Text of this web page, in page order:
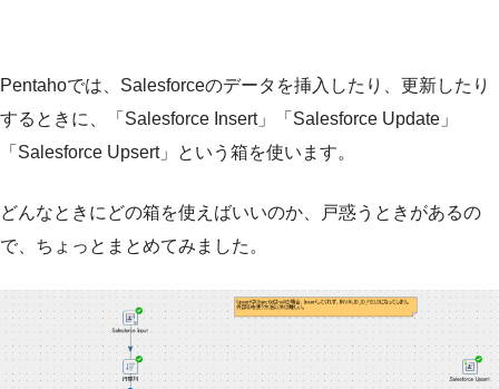
Pentahoでは、Salesforceのデータを挿入したり、更新したり
するときに、「Salesforce Insert」「Salesforce Update」
「Salesforce Upsert」という箱を使います。
どんなときにどの箱を使えばいいのか、戸惑うときがあるの
で、ちょっとまとめてみました。